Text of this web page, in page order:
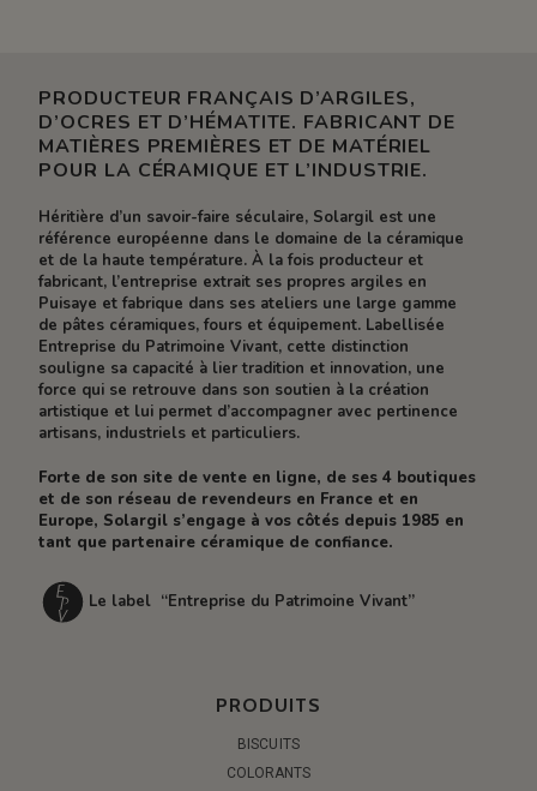
PRODUCTEUR FRANÇAIS D’ARGILES,
D’OCRES ET D’HÉMATITE. FABRICANT DE
MATIÈRES PREMIÈRES ET DE MATÉRIEL
POUR LA CÉRAMIQUE ET L’INDUSTRIE.
Héritière d’un savoir-faire séculaire, Solargil est une
référence européenne dans le domaine de la céramique
et de la haute température. À la fois producteur et
fabricant, l’entreprise extrait ses propres argiles en
Puisaye et fabrique dans ses ateliers une large gamme
de pâtes céramiques, fours et équipement. Labellisée
Entreprise du Patrimoine Vivant, cette distinction
souligne sa capacité à lier tradition et innovation, une
force qui se retrouve dans son soutien à la création
artistique et lui permet d’accompagner avec pertinence
artisans, industriels et particuliers.
Forte de son site de vente en ligne, de ses 4 boutiques
et de son réseau de revendeurs en France et en
Europe, Solargil s’engage à vos côtés depuis 1985 en
tant que partenaire céramique de confiance.
Le label “Entreprise du Patrimoine Vivant”
PRODUITS
BISCUITS
COLORANTS